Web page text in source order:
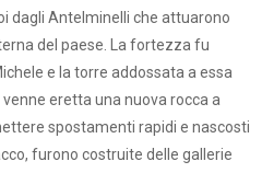
dagli Antelminelli che attuarono
del paese. La fortezza fu
e la torre addossata a essa
eretta una nuova rocca a
spostamenti rapidi e nascosti
furono costruite delle gallerie